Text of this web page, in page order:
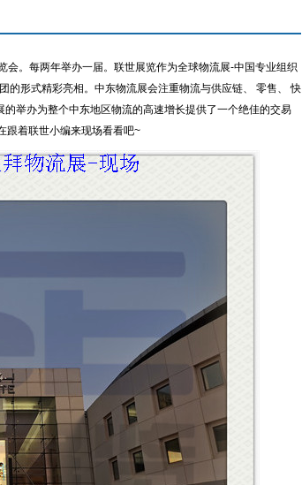
会。每两年举办一届。联世展览作为全球物流展-中国专业组织
的形式精彩亮相。中东物流展会注重物流与供应链、 零售、 快
举办为整个中东地区物流的高速增长提供了一个绝佳的交易
跟着联世小编来现场看看吧~